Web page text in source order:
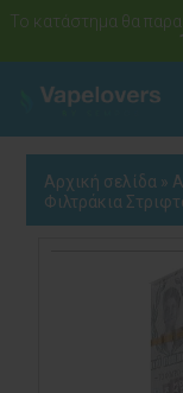
Το κατάστημα θα
Αρχική σελίδα »
Φιλτράκια